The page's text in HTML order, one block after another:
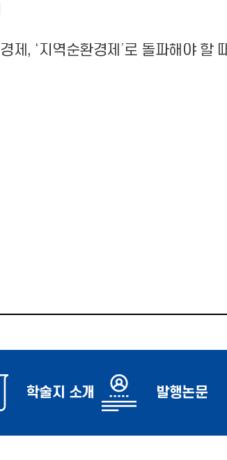
제, ‘지역순환경제’로 돌파해야 할
학술지 소개 발행논문